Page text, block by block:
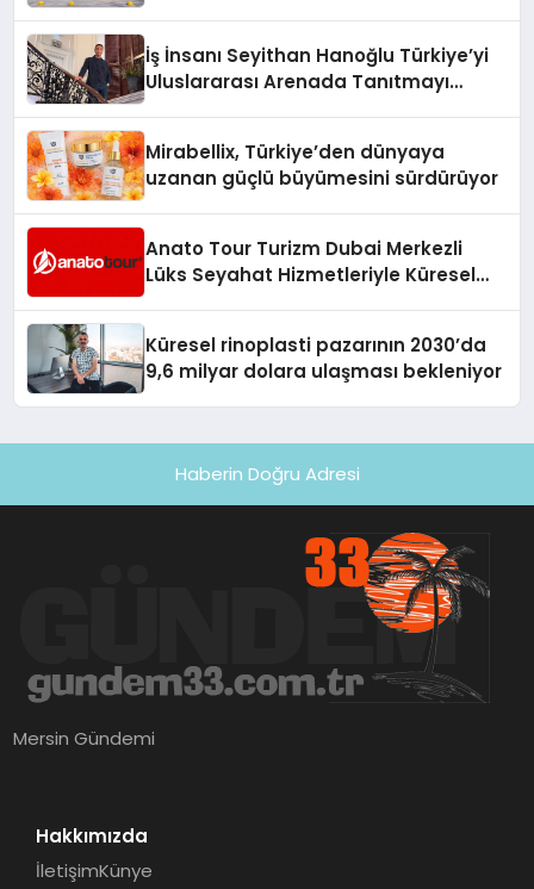
İş İnsanı Seyithan Hanoğlu Türkiye’yi
Uluslararası Arenada Tanıtmayı
Mirabellix, Türkiye’den dünyaya
uzanan güçlü büyümesini sürdürüyor
Anato Tour Turizm Dubai Merkezli
Lüks Seyahat Hizmetleriyle Küresel
Küresel rinoplasti pazarının 2030’da
9,6 milyar dolara ulaşması bekleniyor
Haberin Doğru Adresi
Mersin Gündemi
Hakkımızda
İletişimKünye